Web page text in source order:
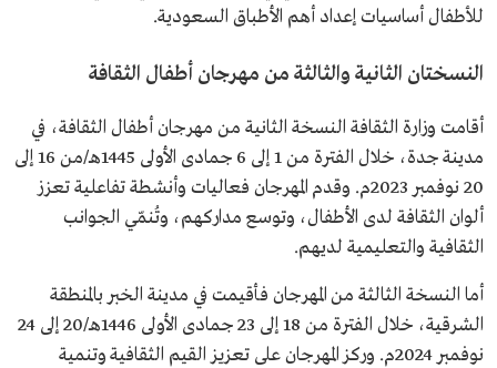
للأطفال أساسيات إعداد أهم الأطباق السعودية.
النسختان الثانية والثالثة من مهرجان أطفال الثقافة
أقامت وزارة الثقافة النسخة الثانية من مهرجان أطفال الثقافة، في
مدينة جدة، خلال الفترة من 1 إلى 6 جمادى الأولى 1445هـ/من 16 إلى
20 نوفمبر 2023م. وقدم المهرجان فعاليات وأنشطة تفاعلية تعزز
ألوان الثقافة لدى الأطفال، وتوسع مداركهم، وتُنمّي الجوانب
الثقافية والتعليمية لديهم.
أما النسخة الثالثة من المهرجان فأقيمت في مدينة الخبر بالمنطقة
الشرقية، خلال الفترة من 18 إلى 23 جمادى الأولى 1446هـ/20 إلى 24
نوفمبر 2024م. وركز المهرجان على تعزيز القيم الثقافية وتنمية